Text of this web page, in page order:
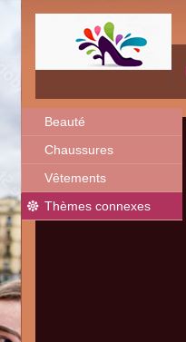
Beauté
Chaussures
Vêtements
Thèmes connexes